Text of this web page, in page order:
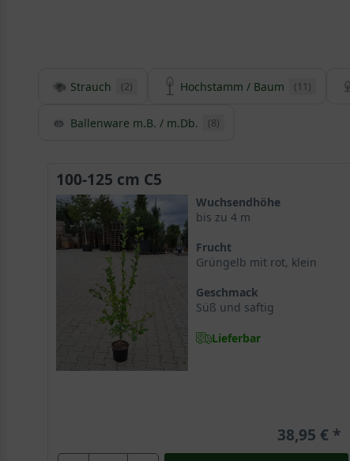
Strauch (2) Hochstamm / Baum (11)
Ballenware m.B. / m.Db. (8)
100-125 cm C5
Wuchsendhöhe
bis zu 4 m
Frucht
Grüngelb mit rot, klein
Geschmack
Süß und saftig
Lieferbar
38,95 €